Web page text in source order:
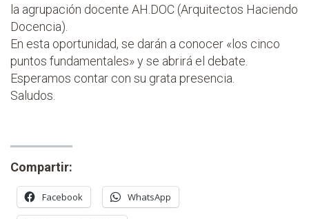
la agrupación docente AH.DOC (Arquitectos Haciendo
Docencia).
En esta oportunidad, se darán a conocer «los cinco
puntos fundamentales» y se abrirá el debate.
Esperamos contar con su grata presencia.
Saludos.
Compartir:
Facebook WhatsApp